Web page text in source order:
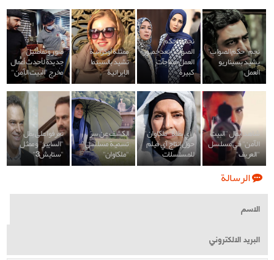
نجم "حكم الصواب"
يشيد بسيناريو
العمل
نجمة "حكم
الصواب" تعد جمهور
العمل بمفاجآت
كبيرة
ممثلة أوكرانية
تشيد بالسينما
الإيرانية
صور وتفاصيل
جديدة لأحدث أعمال
مخرج "البيت الآمن"
شاهد أبطال "البيت
الآمن" في مسلسل
"العريف"
رأي بطلة "ملكاوان"
حول إنتاج آي فيلم
للمسلسلات
الكشف عن سرّ
تسمية مسلسل
"ملكاوان"
تعرفوا على بطل
"السايبر" وممثل
"ستايش3"
الرسالة